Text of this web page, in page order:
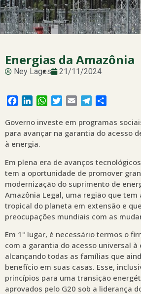
Energias da Amazônia
Ney Lages 21/11/2024
Facebook
LinkedInWhatsApp
Twitter
Email Telegram
Governo investe em programas
para avançar na garantia do acesso
à energia.
Em plena era de avanços
tem a oportunidade de promover
modernização do suprimento de
Amazônia Legal, uma região que
tropical do planeta em extensão e
preocupações mundiais com as
Em 1º lugar, é necessário termos o
com a garantia do acesso universal à
alcançando todas as famílias que
benefício em suas casas. Esse,
princípios para uma transição
aprovados pelo G20 sob a liderança